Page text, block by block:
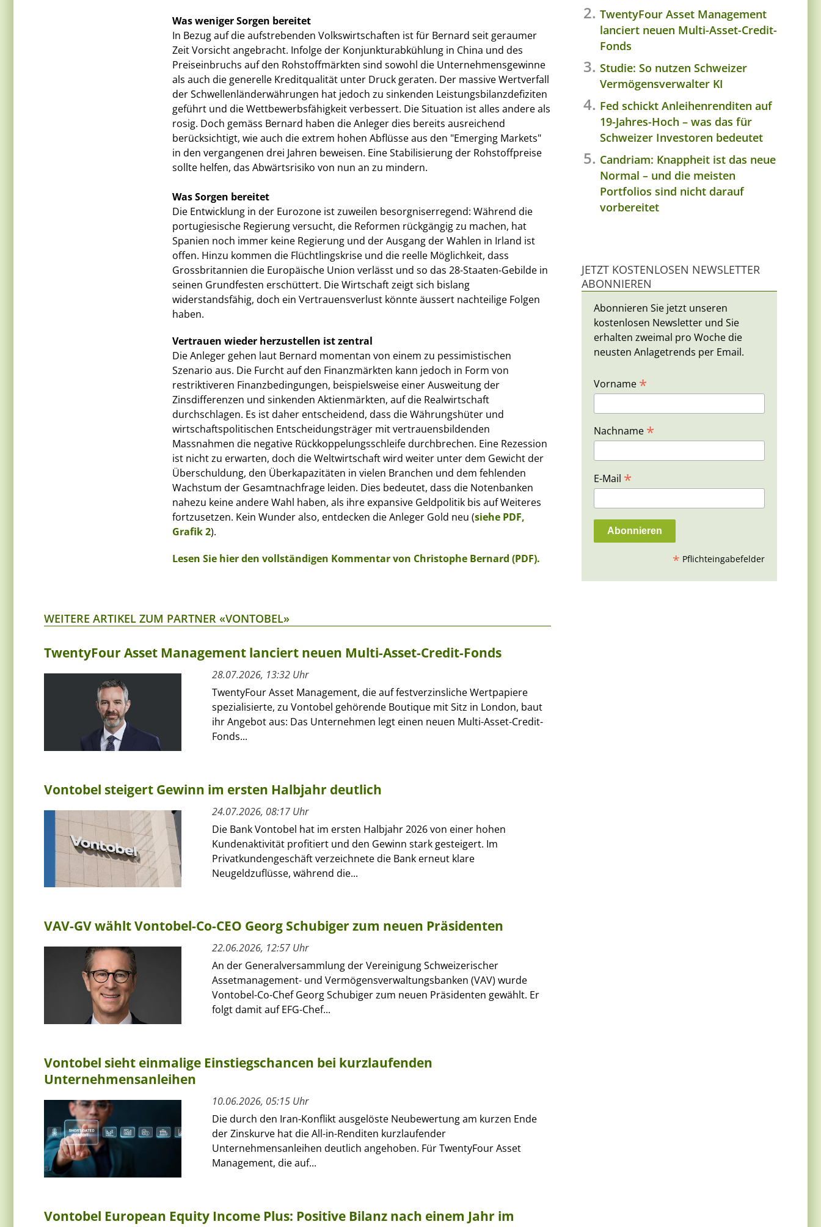
Was weniger Sorgen bereitet
In Bezug auf die aufstrebenden Volkswirtschaften ist für Bernard seit geraumer
Zeit Vorsicht angebracht. Infolge der Konjunkturabkühlung in China und des
Preiseinbruchs auf den Rohstoffmärkten sind sowohl die Unternehmensgewinne
als auch die generelle Kreditqualität unter Druck geraten. Der massive Wertverfall
der Schwellenländerwährungen hat jedoch zu sinkenden Leistungsbilanzdefiziten
geführt und die Wettbewerbsfähigkeit verbessert. Die Situation ist alles andere als
rosig. Doch gemäss Bernard haben die Anleger dies bereits ausreichend
berücksichtigt, wie auch die extrem hohen Abflüsse aus den "Emerging Markets"
in den vergangenen drei Jahren beweisen. Eine Stabilisierung der Rohstoffpreise
sollte helfen, das Abwärtsrisiko von nun an zu mindern.
Was Sorgen bereitet
Die Entwicklung in der Eurozone ist zuweilen besorgniserregend: Während die
portugiesische Regierung versucht, die Reformen rückgängig zu machen, hat
Spanien noch immer keine Regierung und der Ausgang der Wahlen in Irland ist
offen. Hinzu kommen die Flüchtlingskrise und die reelle Möglichkeit, dass
Grossbritannien die Europäische Union verlässt und so das 28-Staaten-Gebilde in
seinen Grundfesten erschüttert. Die Wirtschaft zeigt sich bislang
widerstandsfähig, doch ein Vertrauensverlust könnte äussert nachteilige Folgen
haben.
Vertrauen wieder herzustellen ist zentral
Die Anleger gehen laut Bernard momentan von einem zu pessimistischen
Szenario aus. Die Furcht auf den Finanzmärkten kann jedoch in Form von
restriktiveren Finanzbedingungen, beispielsweise einer Ausweitung der
Zinsdifferenzen und sinkenden Aktienmärkten, auf die Realwirtschaft
durchschlagen. Es ist daher entscheidend, dass die Währungshüter und
wirtschaftspolitischen Entscheidungsträger mit vertrauensbildenden
Massnahmen die negative Rückkoppelungsschleife durchbrechen. Eine Rezession
ist nicht zu erwarten, doch die Weltwirtschaft wird weiter unter dem Gewicht der
Überschuldung, den Überkapazitäten in vielen Branchen und dem fehlenden
Wachstum der Gesamtnachfrage leiden. Dies bedeutet, dass die Notenbanken
nahezu keine andere Wahl haben, als ihre expansive Geldpolitik bis auf Weiteres
fortzusetzen. Kein Wunder also, entdecken die Anleger Gold neu (siehe PDF,
Grafik 2).
Lesen Sie hier den vollständigen Kommentar von Christophe Bernard (PDF).
WEITERE ARTIKEL ZUM PARTNER «VONTOBEL»
TwentyFour Asset Management lanciert neuen Multi-Asset-Credit-Fonds
28.07.2026, 13:32 Uhr
TwentyFour Asset Management, die auf festverzinsliche Wertpapiere
spezialisierte, zu Vontobel gehörende Boutique mit Sitz in London, baut
ihr Angebot aus: Das Unternehmen legt einen neuen Multi-Asset-Credit-
Fonds...
Vontobel steigert Gewinn im ersten Halbjahr deutlich
24.07.2026, 08:17 Uhr
Die Bank Vontobel hat im ersten Halbjahr 2026 von einer hohen
Kundenaktivität profitiert und den Gewinn stark gesteigert. Im
Privatkundengeschäft verzeichnete die Bank erneut klare
Neugeldzuflüsse, während die...
VAV-GV wählt Vontobel-Co-CEO Georg Schubiger zum neuen Präsidenten
22.06.2026, 12:57 Uhr
An der Generalversammlung der Vereinigung Schweizerischer
Assetmanagement- und Vermögensverwaltungsbanken (VAV) wurde
Vontobel-Co-Chef Georg Schubiger zum neuen Präsidenten gewählt. Er
folgt damit auf EFG-Chef...
Vontobel sieht einmalige Einstiegschancen bei kurzlaufenden
Unternehmensanleihen
10.06.2026, 05:15 Uhr
Die durch den Iran-Konflikt ausgelöste Neubewertung am kurzen Ende
der Zinskurve hat die All-in-Renditen kurzlaufender
Unternehmensanleihen deutlich angehoben. Für TwentyFour Asset
Management, die auf...
Vontobel European Equity Income Plus: Positive Bilanz nach einem Jahr im
TwentyFour Asset Management
lanciert neuen Multi-Asset-Credit-
Fonds
Studie: So nutzen Schweizer
Vermögensverwalter KI
Fed schickt Anleihenrenditen auf
19-Jahres-Hoch – was das für
Schweizer Investoren bedeutet
Candriam: Knappheit ist das neue
Normal – und die meisten
Portfolios sind nicht darauf
vorbereitet
JETZT KOSTENLOSEN NEWSLETTER
ABONNIEREN
Abonnieren Sie jetzt unseren
kostenlosen Newsletter und Sie
erhalten zweimal pro Woche die
neusten Anlagetrends per Email.
Vorname *
Nachname *
E-Mail *
* Pflichteingabefelder